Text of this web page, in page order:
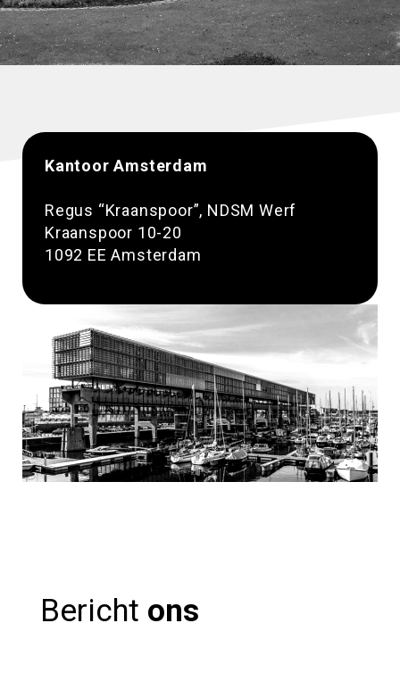
Kantoor Amsterdam
Regus “Kraanspoor”, NDSM Werf
Kraanspoor 10-20
1092 EE Amsterdam
Bericht ons